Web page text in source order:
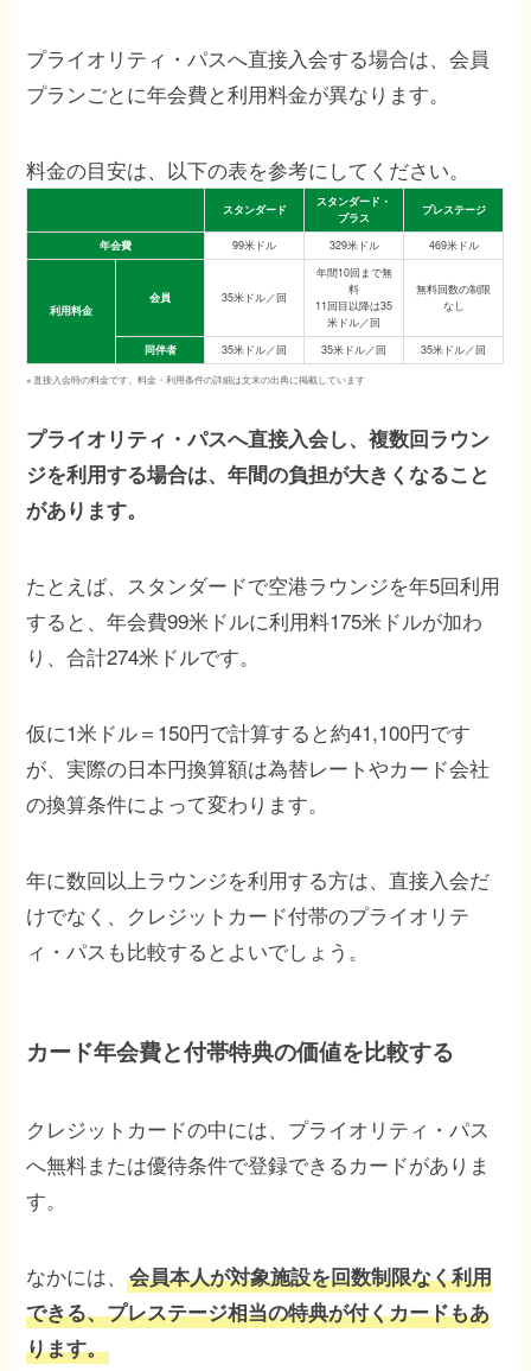
プライオリティ・パスへ直接入会する場合は、会員
プランごとに年会費と利用料金が異なります。
料金の目安は、以下の表を参考にしてください。
スタンダード
スタンダード・
プラス
プレステージ
年会費 99米ドル 329米ドル 469米ドル
利用料金
会員 35米ドル／回
年間10回まで無
料
11回目以降は35
米ドル／回
無料回数の制限
なし
同伴者 35米ドル／回 35米ドル／回 35米ドル／回
※ 直接入会時の料金です。料金・利用条件の詳細は文末の出典に掲載しています
プライオリティ・パスへ直接入会し、複数回ラウン
ジを利用する場合は、年間の負担が大きくなること
があります。
たとえば、スタンダードで空港ラウンジを年5回利用
すると、年会費99米ドルに利用料175米ドルが加わ
り、合計274米ドルです。
仮に1米ドル＝150円で計算すると約41,100円です
が、実際の日本円換算額は為替レートやカード会社
の換算条件によって変わります。
年に数回以上ラウンジを利用する方は、直接入会だ
けでなく、クレジットカード付帯のプライオリテ
ィ・パスも比較するとよいでしょう。
カード年会費と付帯特典の価値を比較する
クレジットカードの中には、プライオリティ・パス
へ無料または優待条件で登録できるカードがありま
す。
なかには、会員本人が対象施設を回数制限なく利用
できる、プレステージ相当の特典が付くカードもあ
ります。